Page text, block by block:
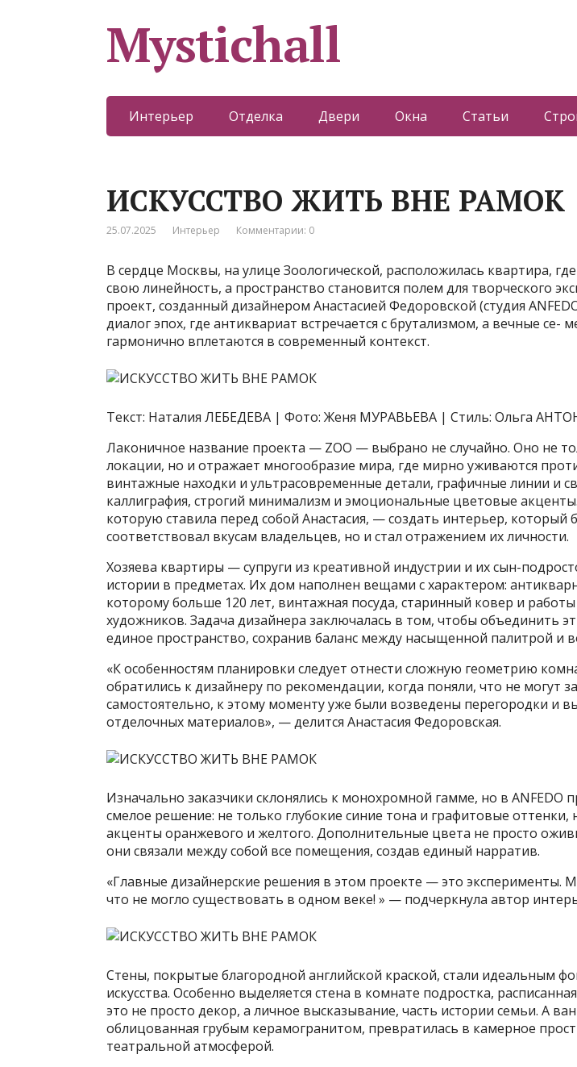
Mystichall
Интерьер Отделка Двери Окна Статьи
ИСКУССТВО ЖИТЬ ВНЕ РАМОК
25.07.2025 Интерьер Комментарии: 0
В сердце Москвы, на улице Зоологической, расположилась квартира,
свою линейность, а пространство становится полем для творческого
проект, созданный дизайнером Анастасией Федоровской (студия
диалог эпох, где антиквариат встречается с брутализмом, а вечные се-
гармонично вплетаются в современный контекст.
Текст: Наталия ЛЕБЕДЕВА | Фото: Женя МУРАВЬЕВА | Стиль: Ольга
Лаконичное название проекта — ZOO — выбрано не случайно. Оно не
локации, но и отражает многообразие мира, где мирно уживаются
винтажные находки и ультрасовременные детали, графичные линии и
каллиграфия, строгий минимализм и эмоциональные цветовые
которую ставила перед собой Анастасия, — создать интерьер, который
соответствовал вкусам владельцев, но и стал отражением их личности.
Хозяева квартиры — супруги из креативной индустрии и их сын-
истории в предметах. Их дом наполнен вещами с характером:
которому больше 120 лет, винтажная посуда, старинный ковер и
художников. Задача дизайнера заключалась в том, чтобы объединить
единое пространство, сохранив баланс между насыщенной палитрой и
«К особенностям планировки следует отнести сложную геометрию
обратились к дизайнеру по рекомендации, когда поняли, что не могут
самостоятельно, к этому моменту уже были возведены перегородки и
отделочных материалов», — делится Анастасия Федоровская.
Изначально заказчики склонялись к монохромной гамме, но в ANFEDO
смелое решение: не только глубокие синие тона и графитовые оттенки,
акценты оранжевого и желтого. Дополнительные цвета не просто
они связали между собой все помещения, создав единый нарратив.
«Главные дизайнерские решения в этом проекте — это эксперименты.
что не могло существовать в одном веке! » — подчеркнула автор
Стены, покрытые благородной английской краской, стали идеальным
искусства. Особенно выделяется стена в комнате подростка,
это не просто декор, а личное высказывание, часть истории семьи. А
облицованная грубым керамогранитом, превратилась в камерное
театральной атмосферой.